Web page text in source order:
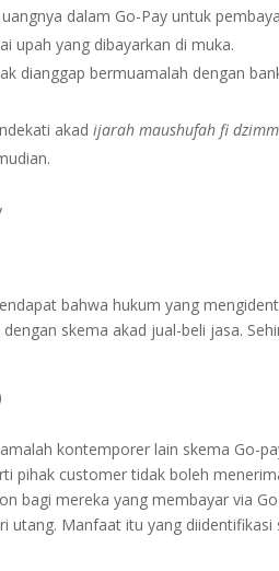
dalam Go-Pay untuk
upah yang dibayarkan di muka.
dianggap bermuamalah dengan
akadijarah maushufah fi
bahwa hukum yang
skema akad jual-beli jasa.
kontemporer lain skema Go-
pihak customer tidak boleh
bagi mereka yang membayar via
utang. Manfaat itu yang